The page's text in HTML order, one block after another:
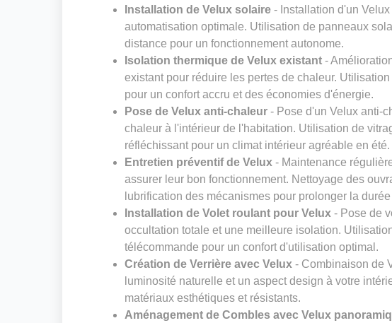
Installation de Velux solaire - Installation d'un
automatisation optimale. Utilisation de panneaux
distance pour un fonctionnement autonome.
Isolation thermique de Velux existant -
existant pour réduire les pertes de chaleur.
pour un confort accru et des économies d'énergie.
Pose de Velux anti-chaleur - Pose d'un Velux anti-
chaleur à l'intérieur de l'habitation. Utilisation de
réfléchissant pour un climat intérieur agréable en été.
Entretien préventif de Velux - Maintenance
assurer leur bon fonctionnement. Nettoyage des
lubrification des mécanismes pour prolonger la
Installation de Volet roulant pour Velux - Pose de
occultation totale et une meilleure isolation.
télécommande pour un confort d'utilisation optimal.
Création de Verrière avec Velux - Combinaison de
luminosité naturelle et un aspect design à votre
matériaux esthétiques et résistants.
Aménagement de Combles avec Velux